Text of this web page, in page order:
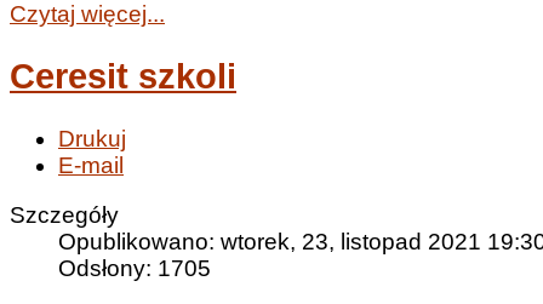
Czytaj więcej...
Ceresit szkoli
Drukuj
E-mail
Szczegóły
Opublikowano: wtorek, 23, listopad 2021
Odsłony: 1705